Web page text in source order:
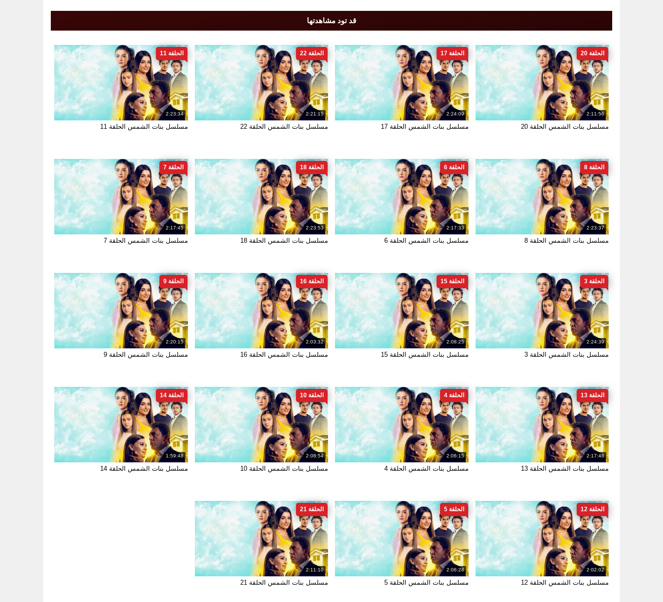
قد تود مشاهدتها
2:11:56
الحلقة 20
مسلسل بنات الشمس الحلقة 20
2:24:09
الحلقة 17
مسلسل بنات الشمس الحلقة 17
2:21:15
الحلقة 22
مسلسل بنات الشمس الحلقة 22
2:23:34
الحلقة 11
مسلسل بنات الشمس الحلقة 11
2:23:37
الحلقة 8
مسلسل بنات الشمس الحلقة 8
2:17:33
الحلقة 6
مسلسل بنات الشمس الحلقة 6
2:23:53
الحلقة 18
مسلسل بنات الشمس الحلقة 18
2:17:45
الحلقة 7
مسلسل بنات الشمس الحلقة 7
2:24:39
الحلقة 3
مسلسل بنات الشمس الحلقة 3
2:08:25
الحلقة 15
مسلسل بنات الشمس الحلقة 15
2:03:32
الحلقة 16
مسلسل بنات الشمس الحلقة 16
2:20:15
الحلقة 9
مسلسل بنات الشمس الحلقة 9
2:17:46
الحلقة 13
مسلسل بنات الشمس الحلقة 13
2:06:15
الحلقة 4
مسلسل بنات الشمس الحلقة 4
2:08:54
الحلقة 10
مسلسل بنات الشمس الحلقة 10
1:59:48
الحلقة 14
مسلسل بنات الشمس الحلقة 14
2:02:02
الحلقة 12
مسلسل بنات الشمس الحلقة 12
2:06:28
الحلقة 5
مسلسل بنات الشمس الحلقة 5
2:11:10
الحلقة 21
مسلسل بنات الشمس الحلقة 21